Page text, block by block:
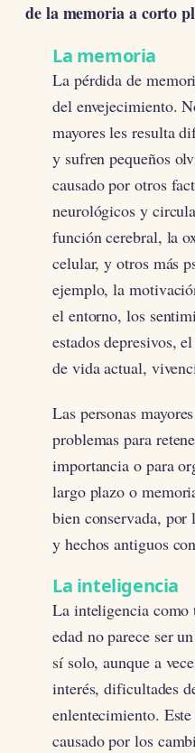
de la memoria a corto
La memoria
La pérdida de
del envejecimiento.
mayores les resulta
y sufren pequeños
causado por otros
neurológicos y
función cerebral, la
celular, y otros más
ejemplo, la
el entorno, los
estados depresivos,
de vida actual,
Las personas
problemas para
importancia o para
largo plazo o
bien conservada, por
y hechos antiguos
La inteligencia
La inteligencia como
edad no parece ser
sí solo, aunque a
interés, dificultades
enlentecimiento.
causado por los